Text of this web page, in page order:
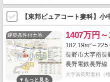
【東邦ピュアコート妻科】
建築条件付土地 1407万円
182.19m²～
長野市大字南長
長野電鉄長野線
大字南長野妻科（